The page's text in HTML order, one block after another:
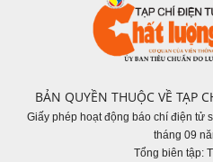
BẢN QUYỀN THUỘC VỀ TẠP
Giấy phép hoạt động báo chí điện tử
tháng 09
Tổng biên tập: